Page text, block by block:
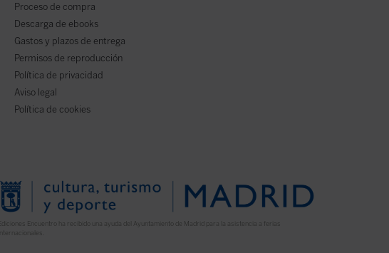
Proceso de compra
Descarga de ebooks
Gastos y plazos de entrega
Permisos de reproducción
Política de privacidad
Aviso legal
Política de cookies
Ediciones Encuentro ha recibido una ayuda del Ayuntamiento de Madrid para la asistencia a ferias